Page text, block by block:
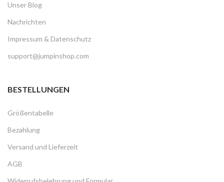
Unser Blog
Nachrichten
Impressum & Datenschutz
support@jumpinshop.com
BESTELLUNGEN
Größentabelle
Bezahlung
Versand und Lieferzeit
AGB